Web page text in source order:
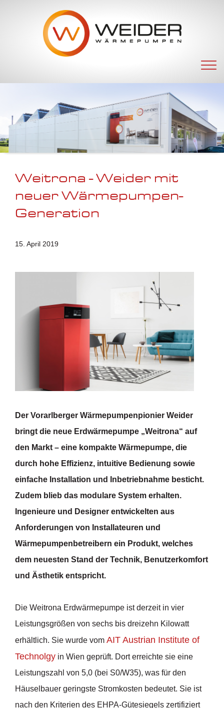
überspringen
Weitrona - Weider mit
neuer Wärmepumpen-
Generation
15. April 2019
Der Vorarlberger Wärmepumpenpionier Weider
bringt die neue Erdwärmepumpe „Weitrona“ auf
den Markt – eine kompakte Wärmepumpe, die
durch hohe Effizienz, intuitive Bedienung sowie
einfache Installation und Inbetriebnahme besticht.
Zudem blieb das modulare System erhalten.
Ingenieure und Designer entwickelten aus
Anforderungen von Installateuren und
Wärmepumpenbetreibern ein Produkt, welches
dem neuesten Stand der Technik, Benutzerkomfort
und Ästhetik entspricht.
Die Weitrona Erdwärmepumpe ist derzeit in vier
Leistungsgrößen von sechs bis dreizehn Kilowatt
erhältlich. Sie wurde vom AIT Austrian Institute of
Technolgy in Wien geprüft. Dort erreichte sie eine
Leistungszahl von 5,0 (bei S0/W35), was für den
Häuselbauer geringste Stromkosten bedeutet. Sie ist
nach den Kriterien des EHPA-Gütesiegels zertifiziert